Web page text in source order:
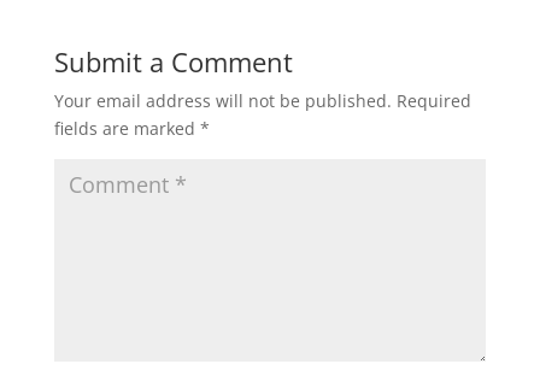
Submit a Comment
Your email address will not be published. Required
fields are marked *